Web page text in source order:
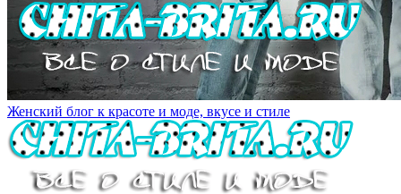
Женский блог к красоте и моде, вкусе и стиле